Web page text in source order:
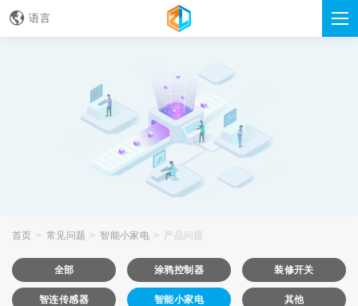
语言
首页 常见问题 智能小家电 产品问题
全部 涂鸦控制器 装修开关
智连传感器 智能小家电 其他